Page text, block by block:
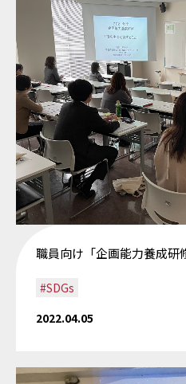
職員向け「企画能力養成研
#SDGs
2022.04.05